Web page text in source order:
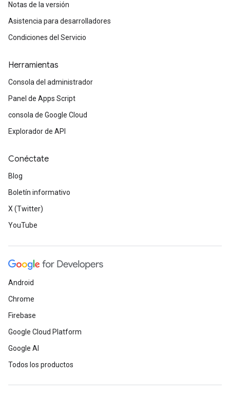
Notas de la versión
Asistencia para desarrolladores
Condiciones del Servicio
Herramientas
Consola del administrador
Panel de Apps Script
consola de Google Cloud
Explorador de API
Conéctate
Blog
Boletín informativo
X (Twitter)
YouTube
Android
Chrome
Firebase
Google Cloud Platform
Google AI
Todos los productos